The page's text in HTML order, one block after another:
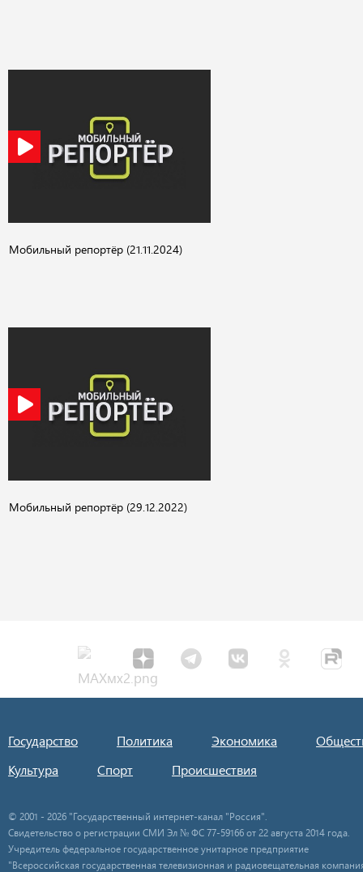
Мобильный репортёр (21.11.2024)
Мобильный репортёр (29.12.2022)
Государство Политика Экономика
Культура
Спорт Происшествия
© 2001 - 2026 "Государственный интернет-канал "Россия".
Свидетельство о регистрации СМИ Эл № ФС 77-59166 от 22 августа 2014 года.
Учредитель федеральное государственное унитарное предприятие
"Всероссийская государственная телевизионная и радиовещательная